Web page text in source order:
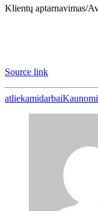
Klientų aptarnavimas/
Source link
atliekamidarbaiKauno